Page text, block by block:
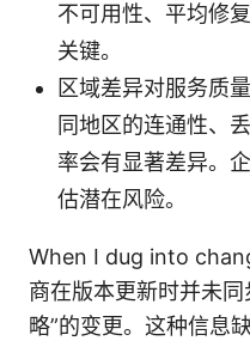
不可用性、平均修
关键。
区域差异对服务质
同地区的连通性、
率会有显著差异。
估潜在风险。
When I dug into
商在版本更新时并未同
略”的变更。这种信息